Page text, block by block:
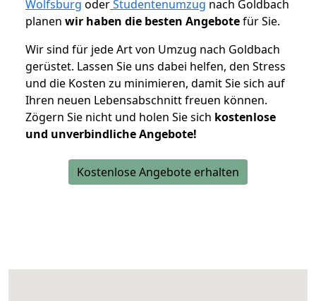
Wolfsburg oderStudentenumzug nach Goldbach
planen wir haben die besten Angebotefür Sie.
Wir sind für jede Art von Umzug nach Goldbach
gerüstet. Lassen Sie uns dabei helfen, den Stress
und die Kosten zu minimieren, damit Sie sich auf
Ihren neuen Lebensabschnitt freuen können.
Zögern Sie nicht und holen Sie sich kostenlose
und unverbindliche Angebote!
Kostenlose Angebote erhalten